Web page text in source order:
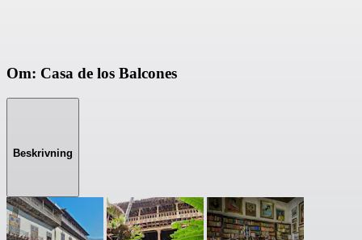
Om: Casa de los Balcones
Beskrivning